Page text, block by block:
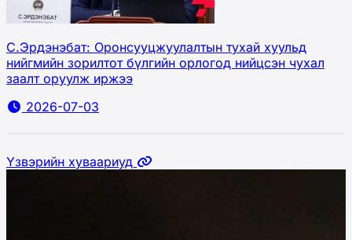
С.Эрдэнэбат: Оронсууцжуулалтын тухай хуульд
нийгмийн зорилтот бүлгийн орлогод нийцсэн чухал
заалт оруулж иржээ
2026-07-03
Үзвэрийн хуваариуд